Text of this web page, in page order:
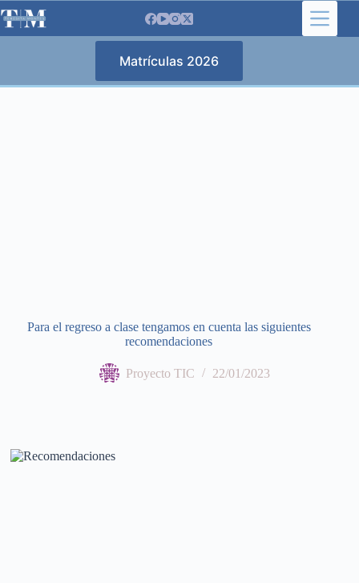
al
contenido
Matrículas 2026
Para el regreso a clase tengamos en cuenta las siguientes
recomendaciones
Proyecto TIC 22/01/2023